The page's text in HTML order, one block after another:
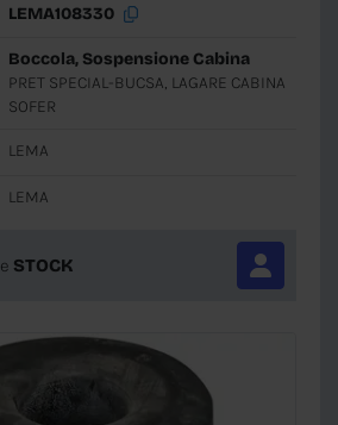
LEMA108330
Boccola, Sospensione Cabina
PRET SPECIAL-BUCSA, LAGARE CABINA
SOFER
LEMA
LEMA
e STOCK